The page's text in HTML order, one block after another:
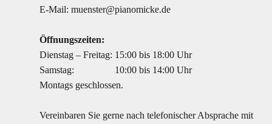
E-Mail: muenster@pianomicke.de
Öffnungszeiten:
Dienstag – Freitag: 15:00 bis 18:00 Uhr
Samstag:
10:00 bis 14:00 Uhr
Montags geschlossen.
Vereinbaren Sie gerne nach telefonischer Absprache mit